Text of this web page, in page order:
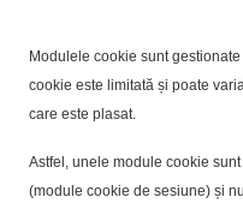
Modulele cookie sunt
cookie este limitată și poate
care este plasat.
Astfel, unele module cookie
(module cookie de sesiune) și